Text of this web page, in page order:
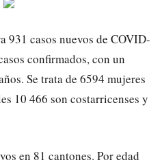
casos nuevos de COVID-
confirmados, con un
Se trata de 6594 mujeres
10 466 son costarricenses y
en 81 cantones. Por edad